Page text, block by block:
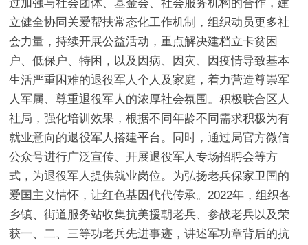
过加强与社会团体、基金会、社会服务机构的合作，建
立健全协同关爱帮扶常态化工作机制，组织动员更多社
会力量，持续开展公益活动，重点解决建档立卡贫困
户、低保户、特困，以及因病、因灾、因疫情导致基本
生活严重困难的退役军人个人及家庭，着力营造尊崇军
人军属、尊重退役军人的浓厚社会氛围。积极联合区人
社局，强化培训效果，根据不同年龄不同需求积极为有
就业意向的退役军人搭建平台。同时，通过局官方微信
公众号进行广泛宣传、开展退役军人专场招聘会等方
式，为退役军人提供就业岗位。为弘扬老兵保家卫国的
爱国主义情怀，让红色基因代代传承。2022年，组织各
乡镇、街道服务站收集抗美援朝老兵、参战老兵以及荣
获一、二、三等功老兵先进事迹，讲述军功章背后的抗